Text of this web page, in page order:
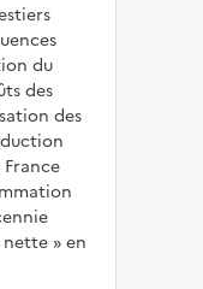
du
des
des
en